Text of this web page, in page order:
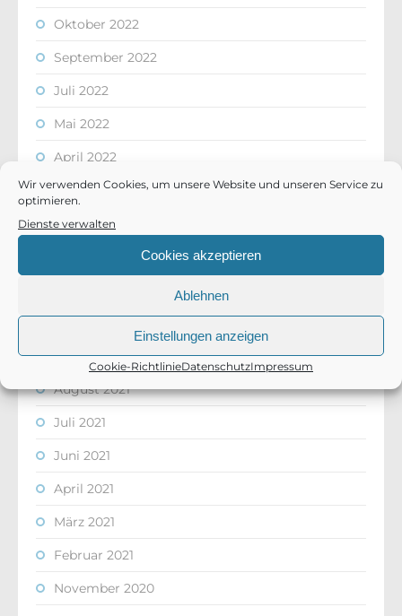
Wir verwenden Cookies, um unsere Website und unseren Service zu
optimieren.
Dienste verwalten
Cookies akzeptieren
Ablehnen
Einstellungen anzeigen
Cookie-RichtlinieDatenschutzImpressum
Oktober 2022
September 2022
Juli 2022
Mai 2022
April 2022
März 2022
Februar 2022
September 2021
August 2021
Juli 2021
Juni 2021
April 2021
März 2021
Februar 2021
November 2020